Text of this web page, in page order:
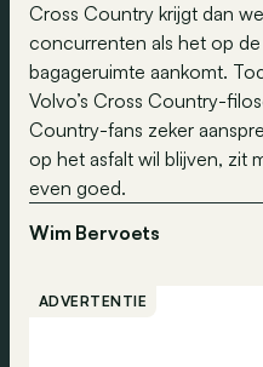
Cross Country krijgt dan
concurrenten als het op
bagageruimte aankomt.
Volvo’s Cross Country-
Country-fans zeker
op het asfalt wil blijven, zit
even goed.
Wim Bervoets
ADVERTENTIE